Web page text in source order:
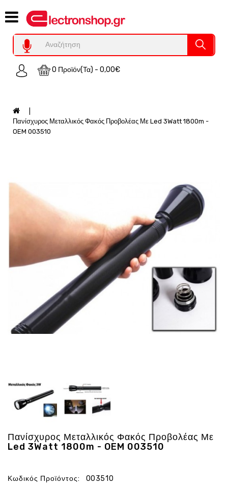
0 Προϊόν(τα) - 0,00€
Category
Υπολογιστες
REFURBISHED
Χειριστήρια
Auto
Εξοπλισμός
Τεχνολογία
Ενέργεια
Υγεία
Ηχος
Προσφορες
Πανίσχυρος Μεταλλικός Φακός Προβολέας Με Led 3Watt 1800m -
OEM 003510
Πανίσχυρος Μεταλλικός Φακός Προβολέας Με
Led 3Watt 1800m - OEM 003510
Κωδικός Προϊόντος:
003510